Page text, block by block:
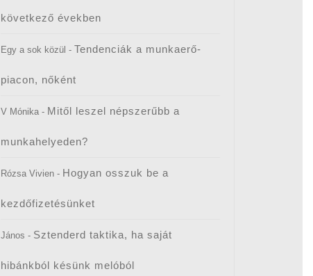
következő években
Egy a sok közül - Tendenciák a munkaerő-
piacon, nőként
V Mónika - Mitől leszel népszerűbb a
munkahelyeden?
Rózsa Vivien - Hogyan osszuk be a
kezdőfizetésünket
János - Sztenderd taktika, ha saját
hibánkból késünk melóból